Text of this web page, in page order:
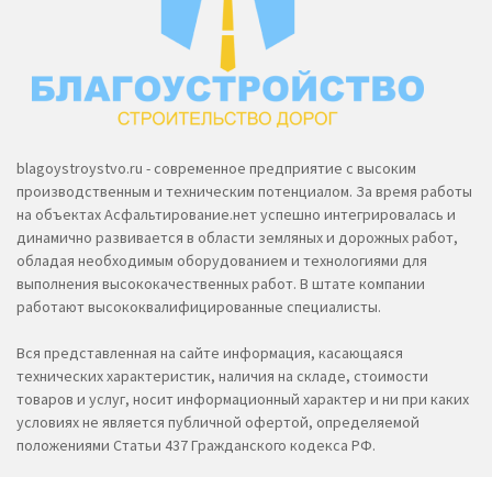
blagoystroystvo.ru - современное предприятие с высоким
производственным и техническим потенциалом. За время работы
на объектах Асфальтирование.нет успешно интегрировалась и
динамично развивается в области земляных и дорожных работ,
обладая необходимым оборудованием и технологиями для
выполнения высококачественных работ. В штате компании
работают высококвалифицированные специалисты.
Вся представленная на сайте информация, касающаяся
технических характеристик, наличия на складе, стоимости
товаров и услуг, носит информационный характер и ни при каких
условиях не является публичной офертой, определяемой
положениями Статьи 437 Гражданского кодекса РФ.